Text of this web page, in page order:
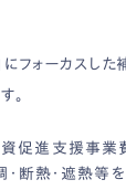
にフォーカスした
。
促進支援事業
・断熱・遮熱等